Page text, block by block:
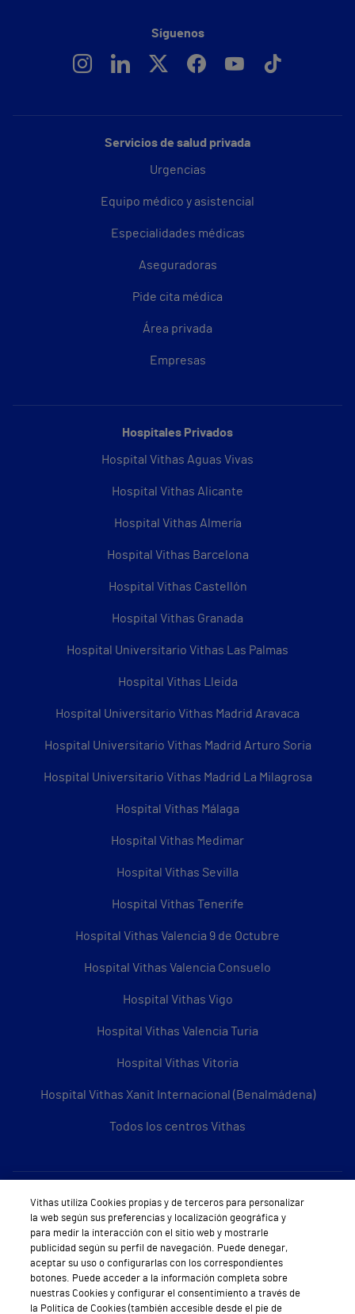
Servicios de salud privada
Urgencias
Equipo médico y asistencial
Especialidades médicas
Aseguradoras
Pide cita médica
Área privada
Empresas
Hospitales Privados
Hospital Vithas Aguas Vivas
Hospital Vithas Alicante
Hospital Vithas Almería
Hospital Vithas Barcelona
Hospital Vithas Castellón
Hospital Vithas Granada
Hospital Universitario Vithas Las Palmas
Hospital Vithas Lleida
Hospital Universitario Vithas Madrid Aravaca
Hospital Universitario Vithas Madrid Arturo Soria
Hospital Universitario Vithas Madrid La Milagrosa
Hospital Vithas Málaga
Hospital Vithas Medimar
Hospital Vithas Sevilla
Hospital Vithas Tenerife
Hospital Vithas Valencia 9 de Octubre
Hospital Vithas Valencia Consuelo
Hospital Vithas Vigo
Hospital Vithas Valencia Turia
Hospital Vithas Vitoria
Hospital Vithas Xanit Internacional (Benalmádena)
Todos los centros Vithas
Sobre Vithas
Quiénes somos
Trabajar en Vithas
Teléfono Cita Médica
Síguenos
Vithas utiliza Cookies propias y de terceros para personalizar
la web según sus preferencias y localización geográfica y
para medir la interacción con el sitio web y mostrarle
publicidad según su perfil de navegación. Puede denegar,
aceptar su uso o configurarlas con los correspondientes
botones. Puede acceder a la información completa sobre
nuestras Cookies y configurar el consentimiento a través de
la Política de Cookies (también accesible desde el pie de